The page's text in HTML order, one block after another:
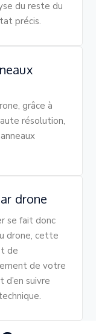
du reste du
précis.
grâce à
résolution,
drone
se fait donc
drone, cette
de
de votre
d’en suivre